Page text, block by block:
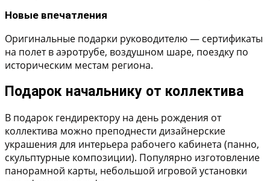
Новые впечатления
Оригинальные подарки руководителю — сертификаты
на полет в аэротрубе, воздушном шаре, поездку по
историческим местам региона.
Подарок начальнику от коллектива
В подарок гендиректору на день рождения от
коллектива можно преподнести дизайнерские
украшения для интерьера рабочего кабинета (панно,
скульптурные композиции). Популярно изготовление
панорамной карты, небольшой игровой установки